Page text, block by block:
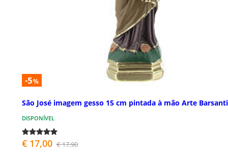
-5%
São José imagem gesso 15 cm pintada à mão Arte Barsanti
DISPONÍVEL
€ 17,00 € 17,90